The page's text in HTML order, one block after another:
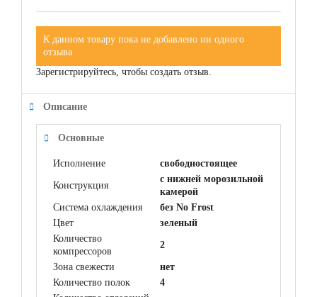
К данном товару пока не добавлено ни одного
отзыва
Зарегистрируйтесь, чтобы создать отзыв.
Описание
Основные
Исполнение свободностоящее
Конструкция
с нижней морозильной
камерой
Система охлаждения
без No Frost
Цвет
зеленый
Количество
компрессоров
2
Зона свежести
нет
Количество полок
4